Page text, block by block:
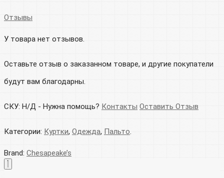
Отзывы
У товара нет отзывов.
Оставьте отзыв о заказанном товаре, и другие покупатели
будут вам благодарны.
СКУ: Н/Д - Нужна помощь? Контакты Оставить Отзыв
Категории: Куртки, Одежда, Пальто.
Brand: Chesapeake’s